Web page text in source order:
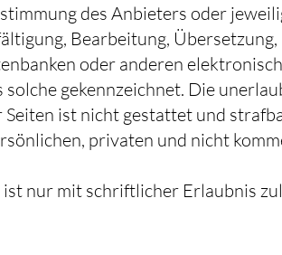
des Anbieters oder
Bearbeitung,
oder anderen
gekennzeichnet. Die
ist nicht gestattet und
privaten und nicht
nur mit schriftlicher Erlaubnis